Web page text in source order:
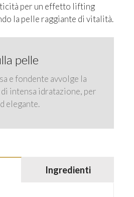
per un effetto lifting
la pelle raggiante di vitalità.
pelle
e fondente avvolge la
intensa idratazione, per
elegante.
Ingredienti